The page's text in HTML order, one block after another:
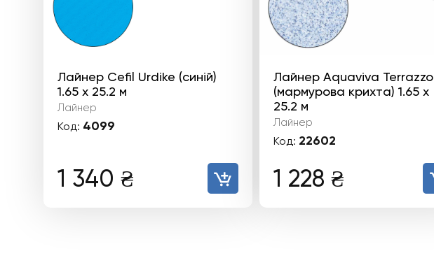
Лайнер Cefil Urdike (синій)
1.65 х 25.2 м
Лайнер
Код: 4099
1 340 ₴
Лайнер Aquaviva Terrazzo
(мармурова крихта) 1.65 x
25.2 м
Лайнер
Код: 22602
1 228 ₴